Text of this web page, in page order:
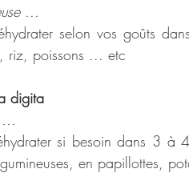
...
selon vos goûts
riz, poissons ... etc
digita
...
si besoin dans 3 à
en papillottes,